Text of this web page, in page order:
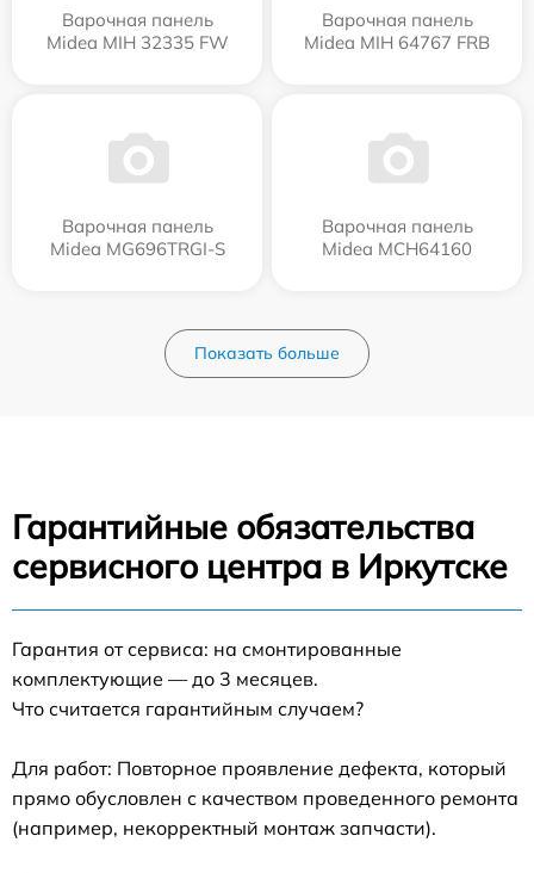
Варочная панель
Midea MIH 32335 FW
Варочная панель
Midea MIH 64767 FRB
Варочная панель
Midea MG696TRGI-S
Варочная панель
Midea MCH64160
Показать больше
Гарантийные обязательства
сервисного центра в Иркутске
Гарантия от сервиса: на смонтированные
комплектующие — до 3 месяцев.
Что считается гарантийным случаем?
Для работ: Повторное проявление дефекта, который
прямо обусловлен с качеством проведенного ремонта
(например, некорректный монтаж запчасти).